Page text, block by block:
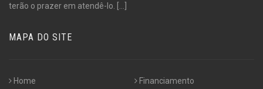
terão o prazer em atendê-lo. [...]
MAPA DO SITE
Home Financiamento